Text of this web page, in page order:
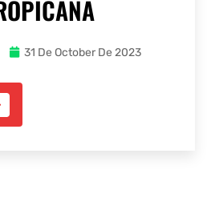
31 De October De 2023